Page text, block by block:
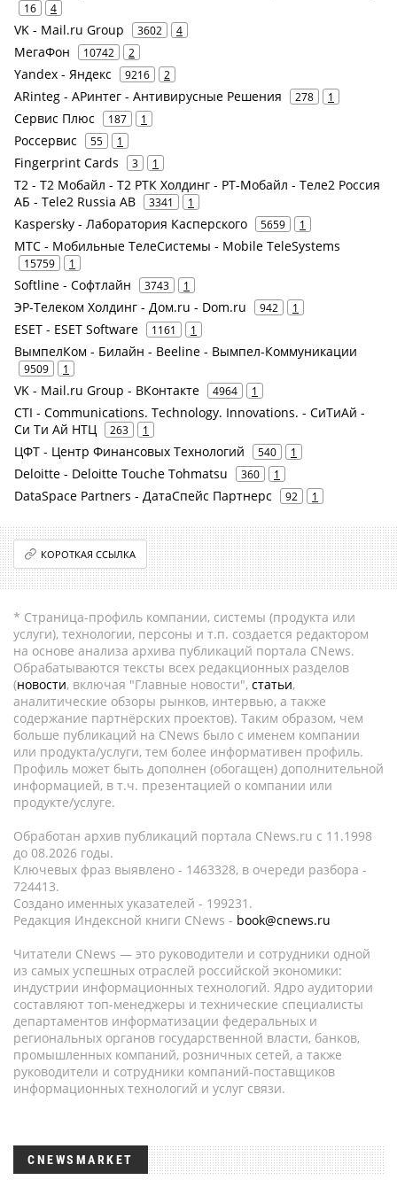
16 4
VK - Mail.ru Group 3602 4
МегаФон 10742 2
Yandex - Яндекс 9216 2
ARinteg - АРинтег - Антивирусные Решения 278 1
Сервис Плюс 187 1
Россервис 55 1
Fingerprint Cards 3 1
Т2 - Т2 Мобайл - Т2 РТК Холдинг - РТ-Мобайл - Теле2 Россия
АБ - Tele2 Russia AB
3341 1
Kaspersky - Лаборатория Касперского 5659 1
МТС - Мобильные ТелеСистемы - Mobile TeleSystems
15759 1
Softline - Софтлайн 3743 1
ЭР-Телеком Холдинг - Дом.ru - Dom.ru 942 1
ESET - ESET Software 1161 1
ВымпелКом - Билайн - Beeline - Вымпел-Коммуникации
9509 1
VK - Mail.ru Group - ВКонтакте 4964 1
CTI - Communications. Technology. Innovations. - СиТиАй -
Си Ти Ай НТЦ
263 1
ЦФТ - Центр Финансовых Технологий 540 1
Deloitte - Deloitte Touche Tohmatsu 360 1
DataSpace Partners - ДатаСпейс Партнерс 92 1
КОРОТКАЯ ССЫЛКА
* Страница-профиль компании, системы (продукта или
услуги), технологии, персоны и т.п. создается редактором
на основе анализа архива публикаций портала CNews.
Обрабатываются тексты всех редакционных разделов
(новости, включая "Главные новости", статьи,
аналитические обзоры рынков, интервью, а также
содержание партнёрских проектов). Таким образом, чем
больше публикаций на CNews было с именем компании
или продукта/услуги, тем более информативен профиль.
Профиль может быть дополнен (обогащен) дополнительной
информацией, в т.ч. презентацией о компании или
продукте/услуге.
Обработан архив публикаций портала CNews.ru c 11.1998
до 08.2026 годы.
Ключевых фраз выявлено - 1463328, в очереди разбора -
724413.
Создано именных указателей - 199231.
Редакция Индексной книги CNews - book@cnews.ru
Читатели CNews — это руководители и сотрудники одной
из самых успешных отраслей российской экономики:
индустрии информационных технологий. Ядро аудитории
составляют топ-менеджеры и технические специалисты
департаментов информатизации федеральных и
региональных органов государственной власти, банков,
промышленных компаний, розничных сетей, а также
руководители и сотрудники компаний-поставщиков
информационных технологий и услуг связи.
CNEWSMARKET